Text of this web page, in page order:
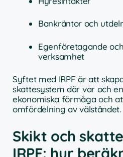
Bankräntor och
Egenföretagande
verksamhet
Syftet med IRPF är att
skattesystem där var och
ekonomiska förmåga och
omfördelning av välståndet.
Skikt och
IRPF: hur